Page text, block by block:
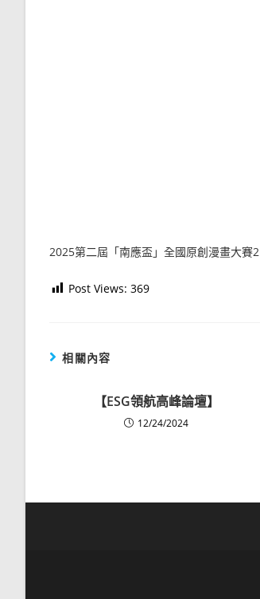
2025第二屆「南應盃」全國原創漫畫大賽2
Post Views: 369
相關內容
【ESG領航高峰論壇】
12/24/2024